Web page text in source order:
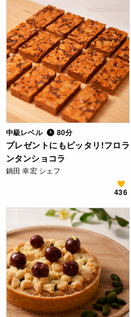
中級レベル 80分
プレゼントにもピッタリ!フロラ
ンタンショコラ
鍋田 幸宏 シェフ
436